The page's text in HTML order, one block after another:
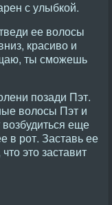
с улыбкой.
ее волосы
красиво и
ты сможешь
позади Пэт.
волосы Пэт и
еще
в рот. Заставь ее
это заставит